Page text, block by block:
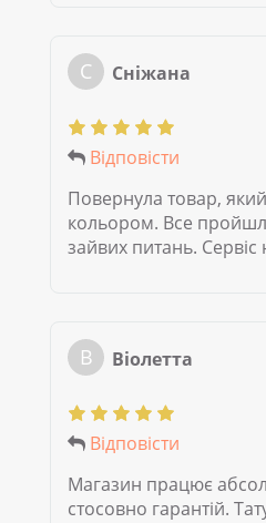
С Сніжана
Відповісти
Повернула товар,
кольором. Все
зайвих питань. Сервіс
В Віолетта
Відповісти
Магазин працює
стосовно гарантій.